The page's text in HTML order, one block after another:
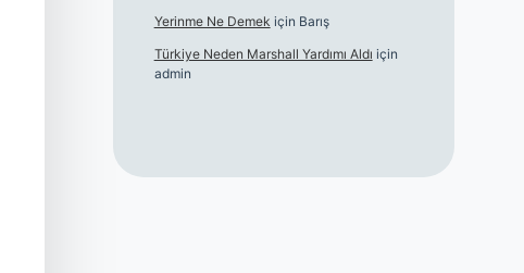
Yerinme Ne Demek için Barış
Türkiye Neden Marshall Yardımı Aldı için
admin